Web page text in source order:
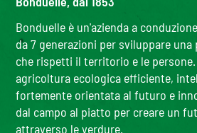
Bonduelle è un'azienda a
da 7 generazioni per sviluppare
che rispetti il territorio e le
agricoltura ecologica efficiente,
fortemente orientata al futuro e
dal campo al piatto per creare un
attraverso le verdure.